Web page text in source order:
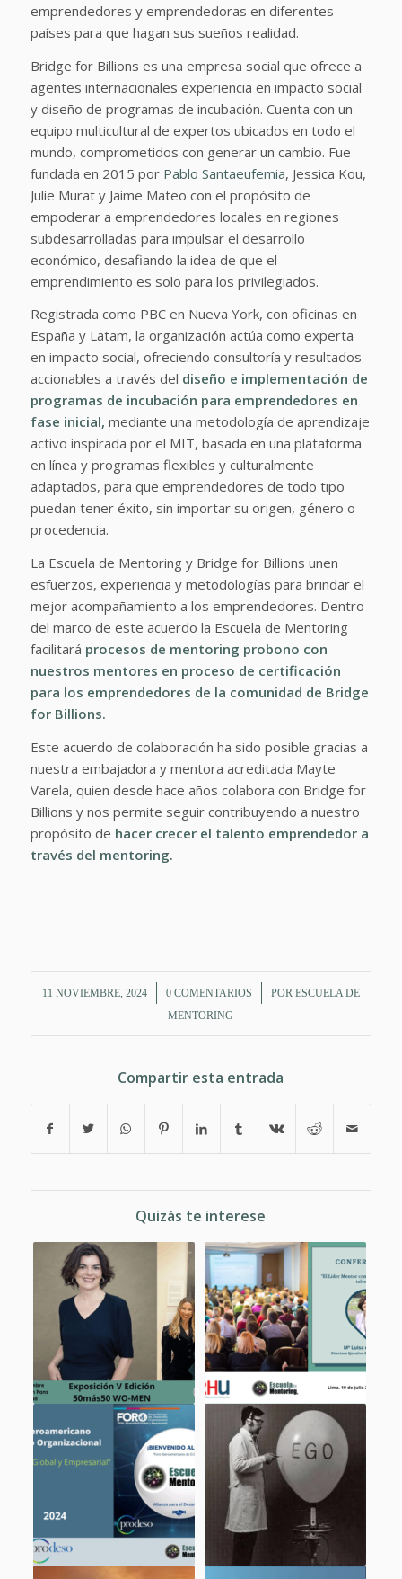
emprendedores y emprendedoras en diferentes
países para que hagan sus sueños realidad.
Bridge for Billions es una empresa social que ofrece a
agentes internacionales experiencia en impacto social
y diseño de programas de incubación. Cuenta con un
equipo multicultural de expertos ubicados en todo el
mundo, comprometidos con generar un cambio. Fue
fundada en 2015 por Pablo Santaeufemia, Jessica Kou,
Julie Murat y Jaime Mateo con el propósito de
empoderar a emprendedores locales en regiones
subdesarrolladas para impulsar el desarrollo
económico, desafiando la idea de que el
emprendimiento es solo para los privilegiados.
Registrada como PBC en Nueva York, con oficinas en
España y Latam, la organización actúa como experta
en impacto social, ofreciendo consultoría y resultados
accionables a través del diseño e implementación de
programas de incubación para emprendedores en
fase inicial, mediante una metodología de aprendizaje
activo inspirada por el MIT, basada en una plataforma
en línea y programas flexibles y culturalmente
adaptados, para que emprendedores de todo tipo
puedan tener éxito, sin importar su origen, género o
procedencia.
La Escuela de Mentoring y Bridge for Billions unen
esfuerzos, experiencia y metodologías para brindar el
mejor acompañamiento a los emprendedores. Dentro
del marco de este acuerdo la Escuela de Mentoring
facilitará procesos de mentoring probono con
nuestros mentores en proceso de certificación
para los emprendedores de la comunidad de Bridge
for Billions.
Este acuerdo de colaboración ha sido posible gracias a
nuestra embajadora y mentora acreditada Mayte
Varela, quien desde hace años colabora con Bridge for
Billions y nos permite seguir contribuyendo a nuestro
propósito de hacer crecer el talento emprendedor a
través del mentoring.
11 NOVIEMBRE, 2024
/ 0 COMENTARIOS
/ POR ESCUELA DE
MENTORING
Compartir esta entrada
Quizás te interese